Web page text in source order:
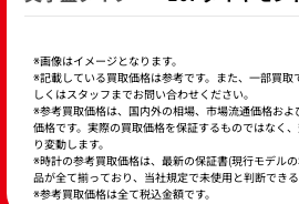
※画像はイメージとなります。
※記載している買取価格は参考です。また、一部買
しくはスタッフまでお問い合わせください。
※参考買取価格は、国内外の相場、市場流通価格お
価格です。実際の買取価格を保証するものではなく
り変動します。
※時計の参考買取価格は、最新の保証書(現行モデル
品が全て揃っており、当社規定で未使用と判断でき
※参考買取価格は全て税込金額です。